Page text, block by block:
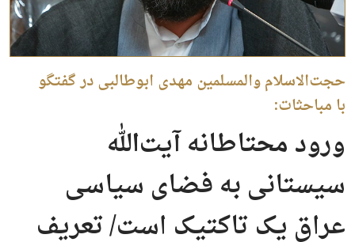
حجت‌الاسلام والمسلمین مهدی ابوطالبی در گفتگو
با مباحثات:
ورود محتاطانه آیت‌الله
سیستانی به فضای سیاسی
عراق یک تاکتیک است/ تعریف